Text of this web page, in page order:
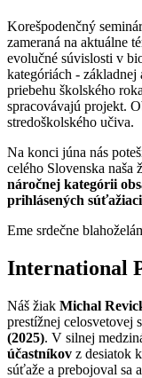
Korešpodenčný
zameraná na aktuálne
evolučné súvislosti v
kategóriách -
priebehu školského
spracovávajú projekt.
stredoškolského učiva.
Na konci júna nás
celého Slovenska naša
náročnej kategórii
prihlásených
Eme srdečne
International
Náš žiak Michal
prestížnej celosvetovej
(2025). V silnej
účastníkov z desiatok
súťaže a prebojoval sa